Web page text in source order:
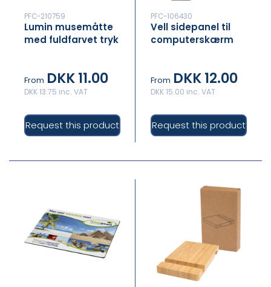
PFC-210759
Lumin musemåtte
med fuldfarvet tryk
From DKK 11.00
DKK 13.75 inc. VAT
Request this product
PFC-106430
Vell sidepanel til
computerskærm
From DKK 12.00
DKK 15.00 inc. VAT
Request this product